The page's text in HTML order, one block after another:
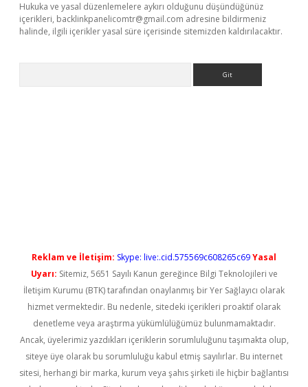
Hukuka ve yasal düzenlemelere aykırı olduğunu düşündüğünüz
içerikleri, backlinkpanelicomtr@gmail.com adresine bildirmeniz
halinde, ilgili içerikler yasal süre içerisinde sitemizden kaldırılacaktır.
Reklam ve İletişim: Skype: live:.cid.575569c608265c69Yasal
Uyarı: Sitemiz, 5651 Sayılı Kanun gereğince Bilgi Teknolojileri ve
İletişim Kurumu (BTK) tarafından onaylanmış bir Yer Sağlayıcı olarak
hizmet vermektedir. Bu nedenle, sitedeki içerikleri proaktif olarak
denetleme veya araştırma yükümlülüğümüz bulunmamaktadır.
Ancak, üyelerimiz yazdıkları içeriklerin sorumluluğunu taşımakta olup,
siteye üye olarak bu sorumluluğu kabul etmiş sayılırlar. Bu internet
sitesi, herhangi bir marka, kurum veya şahıs şirketi ile hiçbir bağlantısı